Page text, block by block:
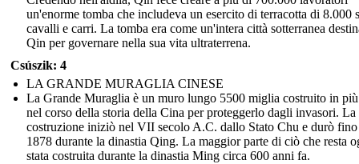
un'enorme tomba che includeva un esercito di terracotta di 8.000
cavalli e carri. La tomba era come un'intera città sotterranea
Qin per governare nella sua vita ultraterrena.
Csúszik: 4
LA GRANDE MURAGLIA CINESE
La Grande Muraglia è un muro lungo 5500 miglia costruito in
nel corso della storia della Cina per proteggerlo dagli invasori. La
costruzione iniziò nel VII secolo A.C. dallo Stato Chu e durò
1878 durante la dinastia Qing. La maggior parte di ciò che resta
stata costruita durante la dinastia Ming circa 600 anni fa.